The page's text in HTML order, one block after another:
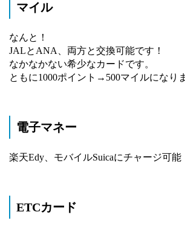
マイル
なんと！
JALとANA、両方と交換可能です！
なかなかない希少なカードです。
ともに1000ポイント→500マイルになり
電子マネー
楽天Edy、モバイルSuicaにチャージ可能
ETCカード